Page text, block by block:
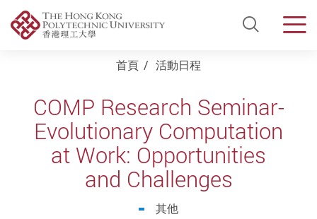
Open
首頁 活動日程
COMP Research Seminar-
Evolutionary Computation
at Work: Opportunities
and Challenges
其他